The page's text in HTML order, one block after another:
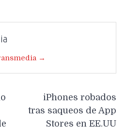
→
iPhones robados
tras saqueos de App
Stores en EE.UU